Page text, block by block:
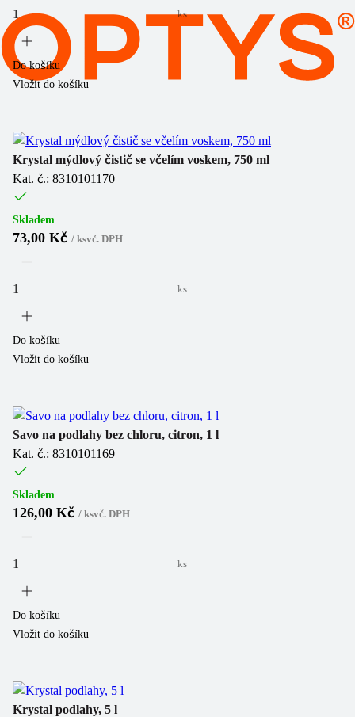
ks
Do košíku
Vložit do košíku
Krystal mýdlový čistič se včelím voskem, 750 ml
Kat. č.: 8310101170
Skladem
73,00 Kč / ksvč. DPH
ks
Do košíku
Vložit do košíku
Savo na podlahy bez chloru, citron, 1 l
Kat. č.: 8310101169
Skladem
126,00 Kč / ksvč. DPH
ks
Do košíku
Vložit do košíku
Krystal podlahy, 5 l